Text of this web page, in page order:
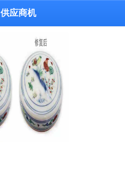
供应商机